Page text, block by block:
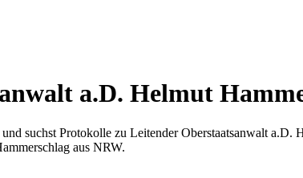
a.D. Helmut
suchst Protokolle zu Leitender Oberstaatsanwalt
aus NRW.